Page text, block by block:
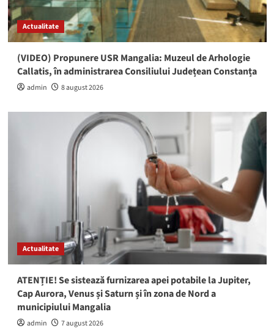
Actualitate
(VIDEO) Propunere USR Mangalia: Muzeul de Arhologie
Callatis, în administrarea Consiliului Județean Constanța
admin 8 august 2026
Actualitate
ATENȚIE! Se sistează furnizarea apei potabile la Jupiter,
Cap Aurora, Venus și Saturn și în zona de Nord a
municipiului Mangalia
admin 7 august 2026